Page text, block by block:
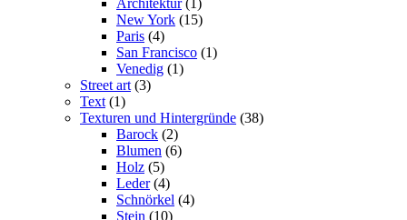
Architektur (1)
New York (15)
Paris (4)
San Francisco (1)
Venedig (1)
Street art (3)
Text (1)
Texturen und Hintergründe (38)
Barock (2)
Blumen (6)
Holz (5)
Leder (4)
Schnörkel (4)
Stein (10)